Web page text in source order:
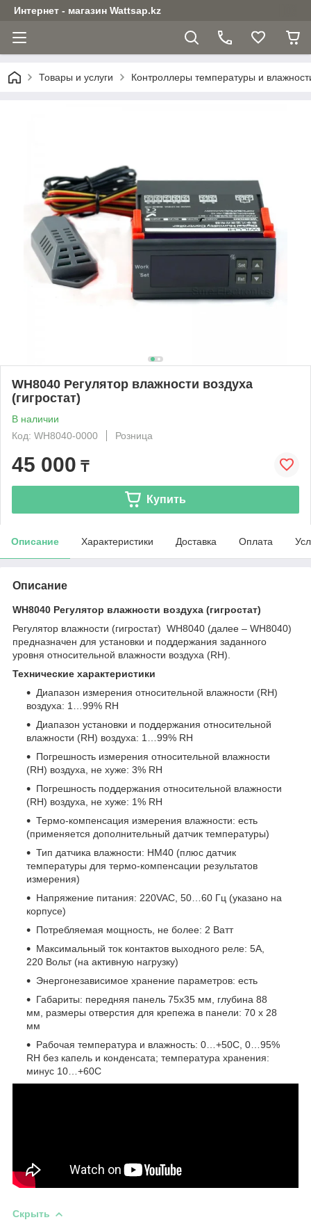
Интернет - магазин Wattsap.kz
Товары и услуги Контроллеры температуры и
WH8040 Регулятор влажности воздуха
(гигростат)
В наличии
Код: WH8040-0000
Розница
45 000 ₸
Купить
Описание Характеристики Доставка Оплата
Описание
WH8040 Регулятор влажности воздуха (гигростат)
Регулятор влажности (гигростат) WH8040 (далее – WH8040)
предназначен для установки и поддержания заданного
уровня относительной влажности воздуха (RH).
Технические характеристики
Диапазон измерения относительной влажности (RH)
воздуха: 1…99% RH
Диапазон установки и поддержания относительной
влажности (RH) воздуха: 1…99% RH
Погрешность измерения относительной влажности
(RH) воздуха, не хуже: 3% RH
Погрешность поддержания относительной влажности
(RH) воздуха, не хуже: 1% RH
Термо-компенсация измерения влажности: есть
(применяется дополнительный датчик температуры)
Тип датчика влажности: HM40 (плюс датчик
температуры для термо-компенсации результатов
измерения)
Напряжение питания: 220VAC, 50…60 Гц (указано на
корпусе)
Потребляемая мощность, не более: 2 Ватт
Максимальный ток контактов выходного реле: 5А,
220 Вольт (на активную нагрузку)
Энергонезависимое хранение параметров: есть
Габариты: передняя панель 75х35 мм, глубина 88
мм, размеры отверстия для крепежа в панели: 70 х 28
мм
Рабочая температура и влажность: 0…+50С, 0…95%
RH без капель и конденсата; температура хранения:
минус 10…+60С
Скрыть